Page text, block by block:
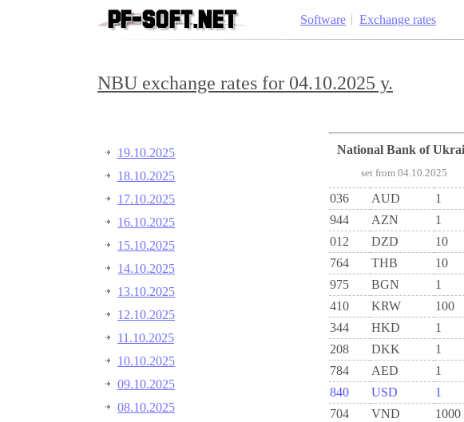
Software Exchange rates
NBU exchange rates for 04.10.2025 y.
19.10.2025
18.10.2025
17.10.2025
16.10.2025
15.10.2025
14.10.2025
13.10.2025
12.10.2025
11.10.2025
10.10.2025
09.10.2025
08.10.2025
National Bank of
set from 04.10.2025
036 AUD 1
944
AZN 1
012
DZD 10
764
THB 10
975
BGN 1
410
KRW 100
344
HKD 1
208
DKK 1
784
AED 1
840
USD 1
704
VND 1000